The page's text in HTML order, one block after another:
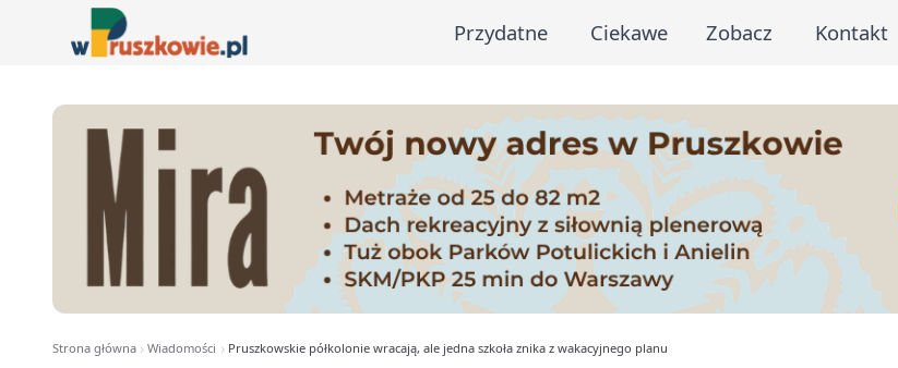
Przydatne Ciekawe Zobacz Kontakt
Strona główna Wiadomości Pruszkowskie półkolonie wracają, ale jedna szkoła znika z wakacyjnego planu